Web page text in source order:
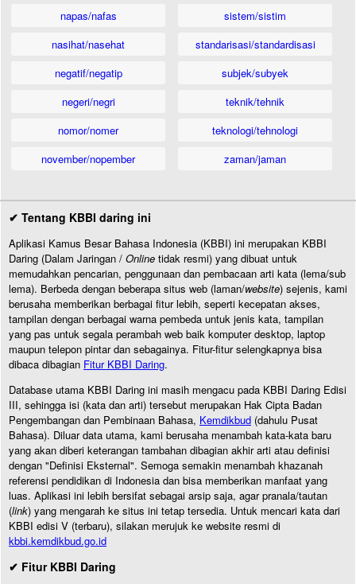
napas/nafas
nasihat/nasehat
negatif/negatip
negeri/negri
nomor/nomer
november/nopember
sistem/sistim
standarisasi/standardisasi
subjek/subyek
teknik/tehnik
teknologi/tehnologi
zaman/jaman
✔ Tentang KBBI daring ini
Aplikasi Kamus Besar Bahasa Indonesia (KBBI) ini merupakan KBBI
Daring (Dalam Jaringan / Online tidak resmi) yang dibuat untuk
memudahkan pencarian, penggunaan dan pembacaan arti kata (lema/sub
lema). Berbeda dengan beberapa situs web (laman/website) sejenis, kami
berusaha memberikan berbagai fitur lebih, seperti kecepatan akses,
tampilan dengan berbagai warna pembeda untuk jenis kata, tampilan
yang pas untuk segala perambah web baik komputer desktop, laptop
maupun telepon pintar dan sebagainya. Fitur-fitur selengkapnya bisa
dibaca dibagian Fitur KBBI Daring.
Database utama KBBI Daring ini masih mengacu pada KBBI Daring Edisi
III, sehingga isi (kata dan arti) tersebut merupakan Hak Cipta Badan
Pengembangan dan Pembinaan Bahasa, Kemdikbud (dahulu Pusat
Bahasa). Diluar data utama, kami berusaha menambah kata-kata baru
yang akan diberi keterangan tambahan dibagian akhir arti atau definisi
dengan "Definisi Eksternal". Semoga semakin menambah khazanah
referensi pendidikan di Indonesia dan bisa memberikan manfaat yang
luas. Aplikasi ini lebih bersifat sebagai arsip saja, agar pranala/tautan
(link) yang mengarah ke situs ini tetap tersedia. Untuk mencari kata dari
KBBI edisi V (terbaru), silakan merujuk ke website resmi di
kbbi.kemdikbud.go.id
✔ Fitur KBBI Daring